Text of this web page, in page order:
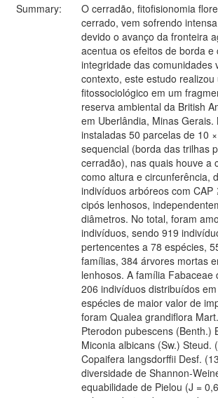
Summary:
O cerradão, fitofisionomia
cerrado, vem sofrendo
devido o avanço da fronteira
acentua os efeitos de borda e
integridade das comunidades
contexto, este estudo
fitossociológico em um
reserva ambiental da British
em Uberlândia, Minas Gerais.
instaladas 50 parcelas de 10
sequencial (borda das trilhas
cerradão), nas quais houve a
como altura e circunferência,
indivíduos arbóreos com CAP
cipós lenhosos,
diâmetros. No total, foram
indivíduos, sendo 919
pertencentes a 78 espécies,
famílias, 384 árvores mortas
lenhosos. A família Fabaceae
206 indivíduos distribuídos
espécies de maior valor de
foram Qualea grandiflora
Pterodon pubescens (Benth.)
Miconia albicans (Sw.) Steud.
Copaifera langsdorffii Desf.
diversidade de Shannon-
equabilidade de Pielou (J =